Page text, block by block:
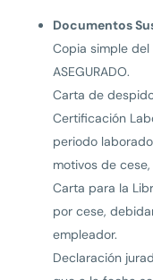
Documentos
Copia simple
ASEGURADO.
Carta de
Certificación
periodo
motivos de
Carta para Ia
por cese,
empleador.
Declaración